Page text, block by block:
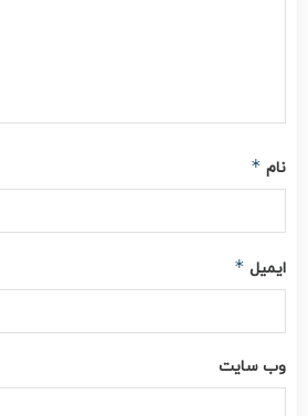
نام *
ایمیل *
وب‌ سایت